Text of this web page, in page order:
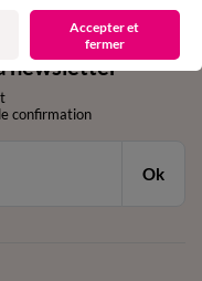
newsletter
confirmation
Ok
Accepter et
fermer